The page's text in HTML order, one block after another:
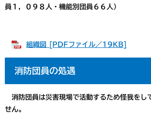
員１，０９８人・機能別団員６６人）
組織図 [PDFファイル／19KB]
消防団員の処遇
消防団員は災害現場で活動するため怪我をし
せん。